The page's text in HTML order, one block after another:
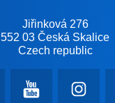
Jiřinková 276
552 03 Česká Skalice
Czech republic